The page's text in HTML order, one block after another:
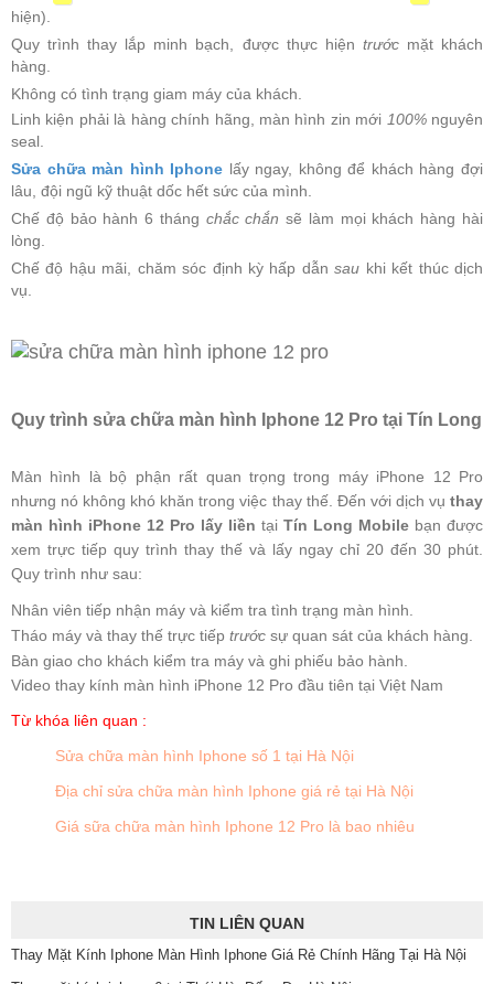
hiện).
Quy trình thay lắp minh bạch, được thực hiện trước mặt khách
hàng.
Không có tình trạng giam máy của khách.
Linh kiện phải là hàng chính hãng, màn hình zin mới 100% nguyên
seal.
Sửa chữa màn hình Iphone lấy ngay, không để khách hàng đợi
lâu, đội ngũ kỹ thuật dốc hết sức của mình.
Chế độ bảo hành 6 tháng chắc chắnsẽ làm mọi khách hàng hài
lòng.
Chế độ hậu mãi, chăm sóc định kỳ hấp dẫnsau khi kết thúc dịch
vụ.
Quy trình sửa chữa màn hình Iphone 12 Pro tại Tín Long
Màn hình là bộ phận rất quan trọng trong máy iPhone 12 Pro
nhưng nó không khó khăn trong việc thay thế. Đến với dịch vụ thay
màn hình iPhone 12 Pro lấy liền tại Tín Long Mobile bạn được
xem trực tiếp quy trình thay thế và lấy ngay chỉ 20 đến 30 phút.
Quy trình như sau:
Nhân viên tiếp nhận máy và kiểm tra tình trạng màn hình.
Tháo máy và thay thế trực tiếp trước sự quan sát của khách hàng.
Bàn giao cho khách kiểm tra máy và ghi phiếu bảo hành.
Video thay kính màn hình iPhone 12 Pro đầu tiên tại Việt Nam
Từ khóa liên quan :
Sửa chữa màn hình Iphone số 1 tại Hà Nội
Địa chỉ sửa chữa màn hình Iphone giá rẻ tại Hà Nội
Giá sữa chữa màn hình Iphone 12 Pro là bao nhiêu
TIN LIÊN QUAN
Thay Mặt Kính Iphone Màn Hình Iphone Giá Rẻ Chính Hãng Tại Hà Nội